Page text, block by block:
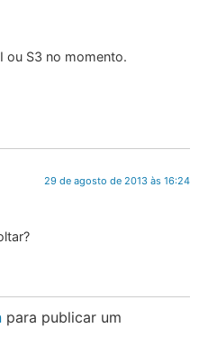
ou S3 no momento.
29 de agosto de 2013 às 16:24
para publicar um